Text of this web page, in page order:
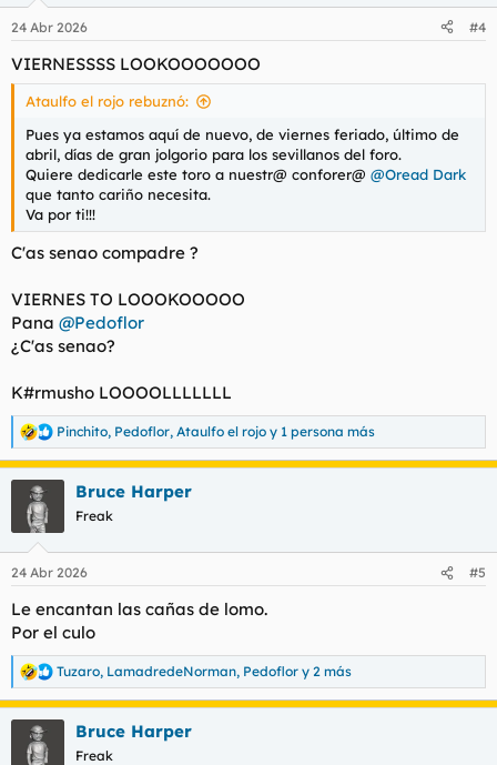
e
:
24 Abr 2026 #4
VIERNESSSS LOOKOOOOOOO
Ataulfo el rojo rebuznó:
Pues ya estamos aquí de nuevo, de viernes feriado, último de
abril, días de gran jolgorio para los sevillanos del foro.
Quiere dedicarle este toro a nuestr@ conforer@ @Oread Dark
que tanto cariño necesita.
Va por ti!!!
C'as senao compadre ?
VIERNES TO LOOOKOOOOO
Pana @Pedoflor
¿C'as senao?
K#rmusho LOOOOLLLLLLL
R
e
a
e
:
Pinchito, Pedoflor, Ataulfo el rojo y 1 persona más
Bruce Harper
Freak
24 Abr 2026 #5
Le encantan las cañas de lomo.
Por el culo
R
e
a
Tuzaro, LamadredeNorman, Pedoflor y 2 más
Bruce Harper
Freak